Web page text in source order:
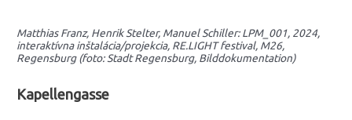
Matthias Franz, Henrik Stelter, Manuel Schiller: LPM_001, 2024,
interaktívna inštalácia/projekcia, RE.LIGHT festival, M26,
Regensburg (foto: Stadt Regensburg, Bilddokumentation)
Kapellengasse